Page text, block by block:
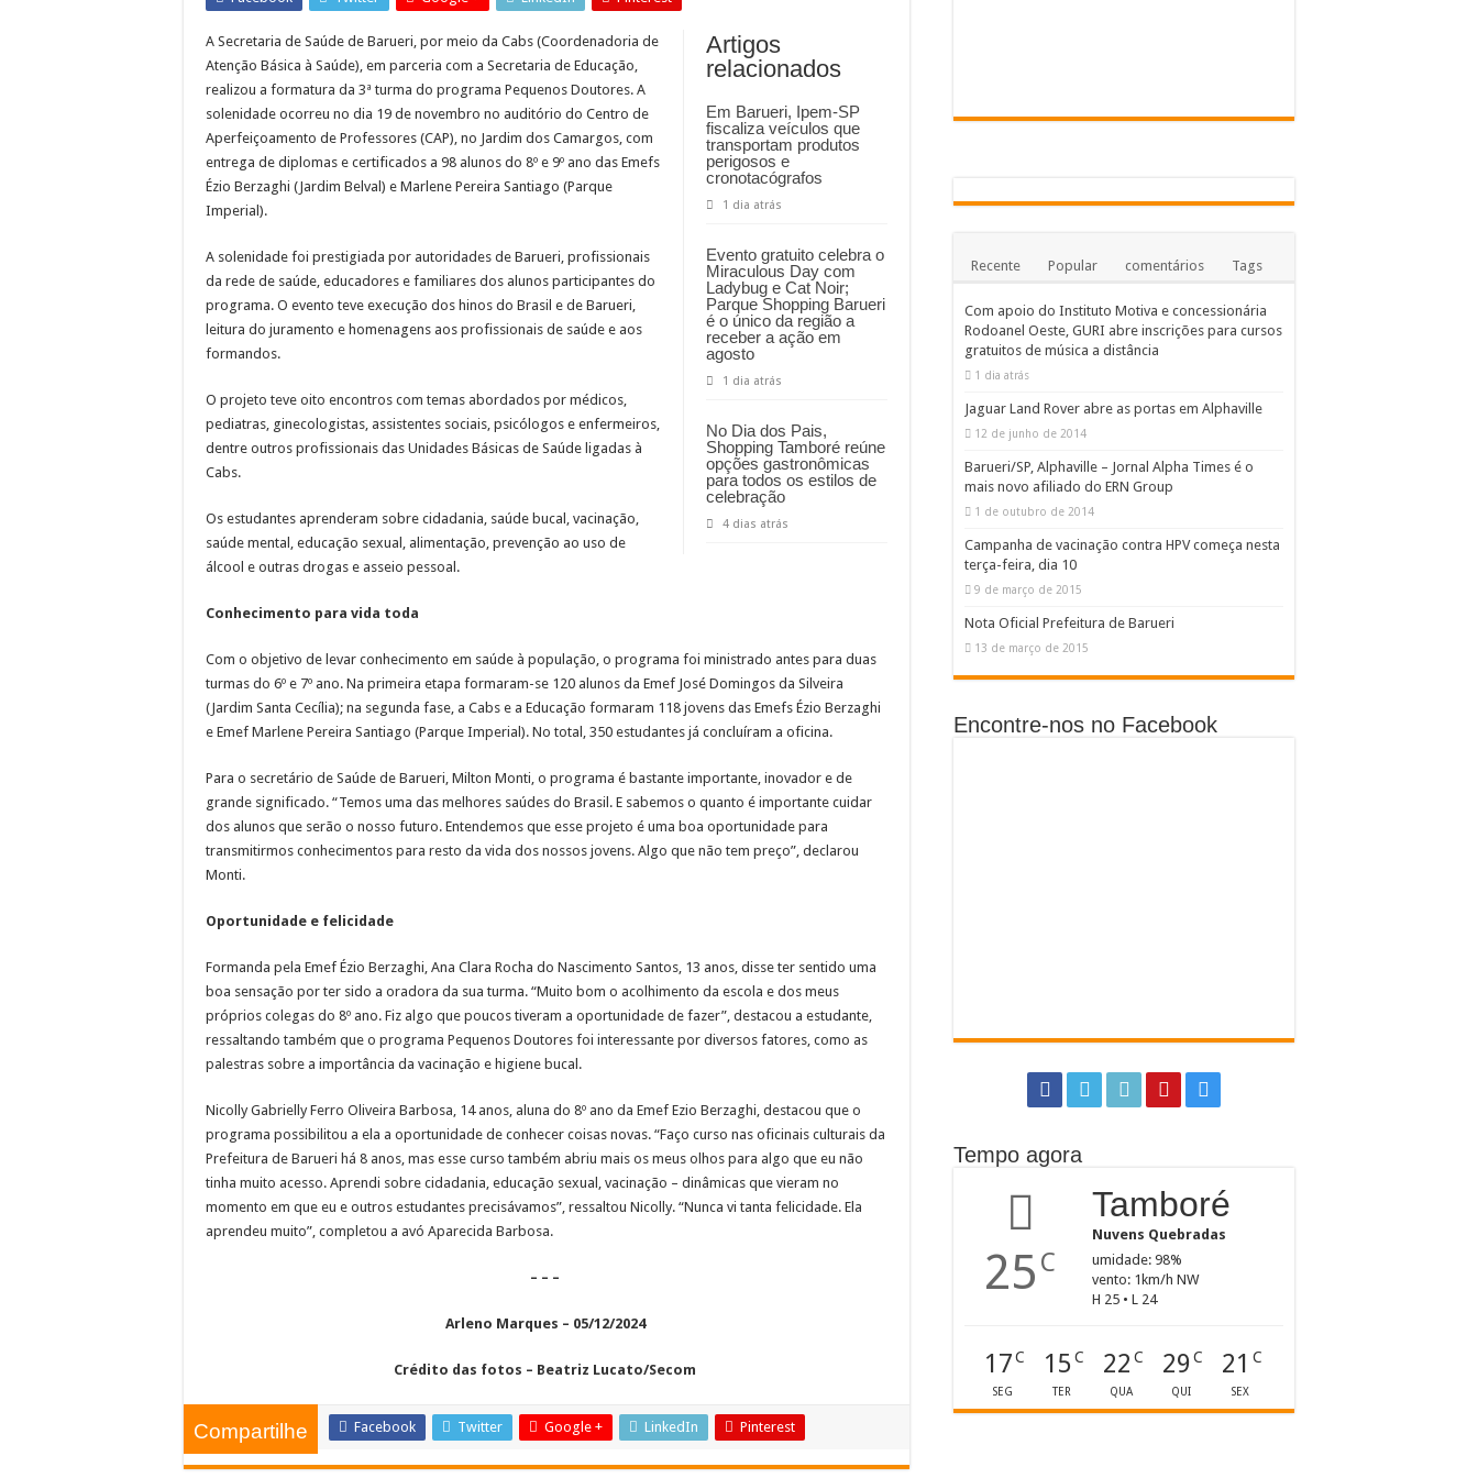
Guarda Municipal intensifica combate ao crime e realiza importantes prisões em Santana de Parnaíba
Mais cuidado desde a gestação: prefeitura entrega 107 kits do programa Mãe Parnaibana
Cronograma semanal de obras no Rodoanel Oeste (SP-021)
Artigos
relacionados
Em Barueri, Ipem-SP
fiscaliza veículos que
transportam produtos
perigosos e
cronotacógrafos
1 dia atrás
Evento gratuito celebra o
Miraculous Day com
Ladybug e Cat Noir;
Parque Shopping Barueri
é o único da região a
receber a ação em
agosto
1 dia atrás
No Dia dos Pais,
Shopping Tamboré reúne
opções gastronômicas
para todos os estilos de
celebração
4 dias atrás
A Secretaria de Saúde de Barueri, por meio da Cabs (Coordenadoria de
Atenção Básica à Saúde), em parceria com a Secretaria de Educação,
realizou a formatura da 3ª turma do programa Pequenos Doutores. A
solenidade ocorreu no dia 19 de novembro no auditório do Centro de
Aperfeiçoamento de Professores (CAP), no Jardim dos Camargos, com
entrega de diplomas e certificados a 98 alunos do 8º e 9º ano das Emefs
Ézio Berzaghi (Jardim Belval) e Marlene Pereira Santiago (Parque
Imperial).
A solenidade foi prestigiada por autoridades de Barueri, profissionais
da rede de saúde, educadores e familiares dos alunos participantes do
programa. O evento teve execução dos hinos do Brasil e de Barueri,
leitura do juramento e homenagens aos profissionais de saúde e aos
formandos.
O projeto teve oito encontros com temas abordados por médicos,
pediatras, ginecologistas, assistentes sociais, psicólogos e enfermeiros,
dentre outros profissionais das Unidades Básicas de Saúde ligadas à
Cabs.
Os estudantes aprenderam sobre cidadania, saúde bucal, vacinação,
saúde mental, educação sexual, alimentação, prevenção ao uso de
álcool e outras drogas e asseio pessoal.
Conhecimento para vida toda
Com o objetivo de levar conhecimento em saúde à população, o programa foi ministrado antes para duas
turmas do 6º e 7º ano. Na primeira etapa formaram-se 120 alunos da Emef José Domingos da Silveira
(Jardim Santa Cecília); na segunda fase, a Cabs e a Educação formaram 118 jovens das Emefs Ézio Berzaghi
e Emef Marlene Pereira Santiago (Parque Imperial). No total, 350 estudantes já concluíram a oficina.
Para o secretário de Saúde de Barueri, Milton Monti, o programa é bastante importante, inovador e de
grande significado. “Temos uma das melhores saúdes do Brasil. E sabemos o quanto é importante cuidar
dos alunos que serão o nosso futuro. Entendemos que esse projeto é uma boa oportunidade para
transmitirmos conhecimentos para resto da vida dos nossos jovens. Algo que não tem preço”, declarou
Monti.
Oportunidade e felicidade
Formanda pela Emef Ézio Berzaghi, Ana Clara Rocha do Nascimento Santos, 13 anos, disse ter sentido uma
boa sensação por ter sido a oradora da sua turma. “Muito bom o acolhimento da escola e dos meus
próprios colegas do 8º ano. Fiz algo que poucos tiveram a oportunidade de fazer”, destacou a estudante,
ressaltando também que o programa Pequenos Doutores foi interessante por diversos fatores, como as
palestras sobre a importância da vacinação e higiene bucal.
Nicolly Gabrielly Ferro Oliveira Barbosa, 14 anos, aluna do 8º ano da Emef Ezio Berzaghi, destacou que o
programa possibilitou a ela a oportunidade de conhecer coisas novas. “Faço curso nas oficinais culturais da
Prefeitura de Barueri há 8 anos, mas esse curso também abriu mais os meus olhos para algo que eu não
tinha muito acesso. Aprendi sobre cidadania, educação sexual, vacinação – dinâmicas que vieram no
momento em que eu e outros estudantes precisávamos”, ressaltou Nicolly. “Nunca vi tanta felicidade. Ela
aprendeu muito”, completou a avó Aparecida Barbosa.
– – –
Arleno Marques – 05/12/2024
Crédito das fotos – Beatriz Lucato/Secom
Compartilhe Facebook Twitter Google + LinkedIn Pinterest
Recente Popular comentários Tags
Com apoio do Instituto Motiva e concessionária
Rodoanel Oeste, GURI abre inscrições para cursos
gratuitos de música a distância
1 dia atrás
Jaguar Land Rover abre as portas em Alphaville
12 de junho de 2014
Barueri/SP, Alphaville – Jornal Alpha Times é o
mais novo afiliado do ERN Group
1 de outubro de 2014
Campanha de vacinação contra HPV começa nesta
terça-feira, dia 10
9 de março de 2015
Nota Oficial Prefeitura de Barueri
13 de março de 2015
Encontre-nos no Facebook
Tempo agora
25 C
Tamboré
Nuvens Quebradas
umidade: 98%
vento: 1km/h NW
H 25 • L 24
17 C
SEG
15 C
TER
22 C
QUA
29 C
QUI
21 C
SEX